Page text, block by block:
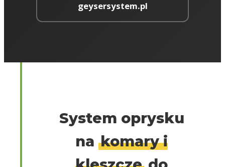
geysersystem.pl
System oprysku
na komary i